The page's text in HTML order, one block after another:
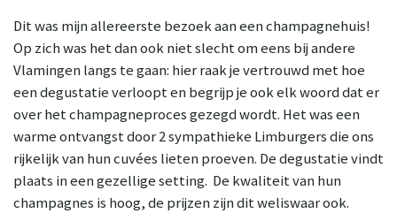
Dit was mijn allereerste bezoek aan een champagnehuis!
Op zich was het dan ook niet slecht om eens bij andere
Vlamingen langs te gaan: hier raak je vertrouwd met hoe
een degustatie verloopt en begrijp je ook elk woord dat er
over het champagneproces gezegd wordt. Het was een
warme ontvangst door 2 sympathieke Limburgers die ons
rijkelijk van hun cuvées lieten proeven. De degustatie vindt
plaats in een gezellige setting. De kwaliteit van hun
champagnes is hoog, de prijzen zijn dit weliswaar ook.